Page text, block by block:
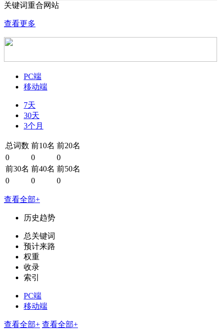
关键词重合网站
查看更多
PC端
移动端
7天
30天
3个月
总词数 前10名 前20名
0
0
0
前30名 前40名 前50名
0
0 0
查看全部+
历史趋势
总关键词
预计来路
权重
收录
索引
PC端
移动端
查看全部+ 查看全部+